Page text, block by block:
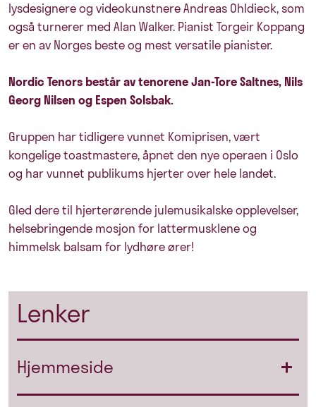
lysdesignere og videokunstnere Andreas Ohldieck, som
også turnerer med Alan Walker. Pianist Torgeir Koppang
er en av Norges beste og mest versatile pianister.
Nordic Tenors består av tenorene Jan-Tore Saltnes, Nils
Georg Nilsen og Espen Solsbak.
Gruppen har tidligere vunnet Komiprisen, vært
kongelige toastmastere, åpnet den nye operaen i Oslo
og har vunnet publikums hjerter over hele landet.
Gled dere til hjerterørende julemusikalske opplevelser,
helsebringende mosjon for lattermusklene og
himmelsk balsam for lydhøre ører!
Lenker
Hjemmeside